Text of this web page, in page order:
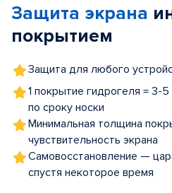
5
Защита экрана
покрытием
Защита для любого
1 покрытие гидрогеля = 3-
по сроку носки
Минимальная толщина
чувствительность экрана
Самовосстановление —
спустя некоторое время